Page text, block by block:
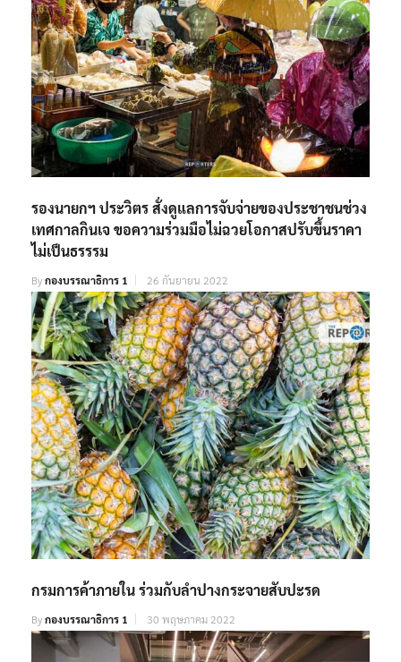
รองนายกฯ ประวิตร สั่งดูแลการจับจ่ายของประชาชนช่วง
เทศกาลกินเจ ขอความร่วมมือไม่ฉวยโอกาสปรับขึ้นราคา
ไม่เป็นธรรรม
Byกองบรรณาธิการ 1 26 กันยายน 2022
กรมการค้าภายใน ร่วมกับลำปางกระจายสับปะรด
Byกองบรรณาธิการ 1 30 พฤษภาคม 2022